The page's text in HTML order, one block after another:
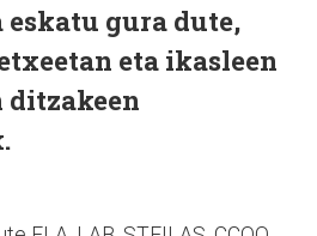
gura dute,
eta ikasleen
ditzakeen